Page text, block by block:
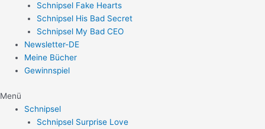
Schnipsel Fake Hearts
Schnipsel His Bad Secret
Schnipsel My Bad CEO
Newsletter-DE
Meine Bücher
Gewinnspiel
Menü
Schnipsel
Schnipsel Surprise Love